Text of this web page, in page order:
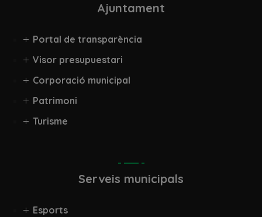
Ajuntament
Portal de transparència
Visor presupuestari
Corporació municipal
Patrimoni
Turisme
Serveis municipals
Esports